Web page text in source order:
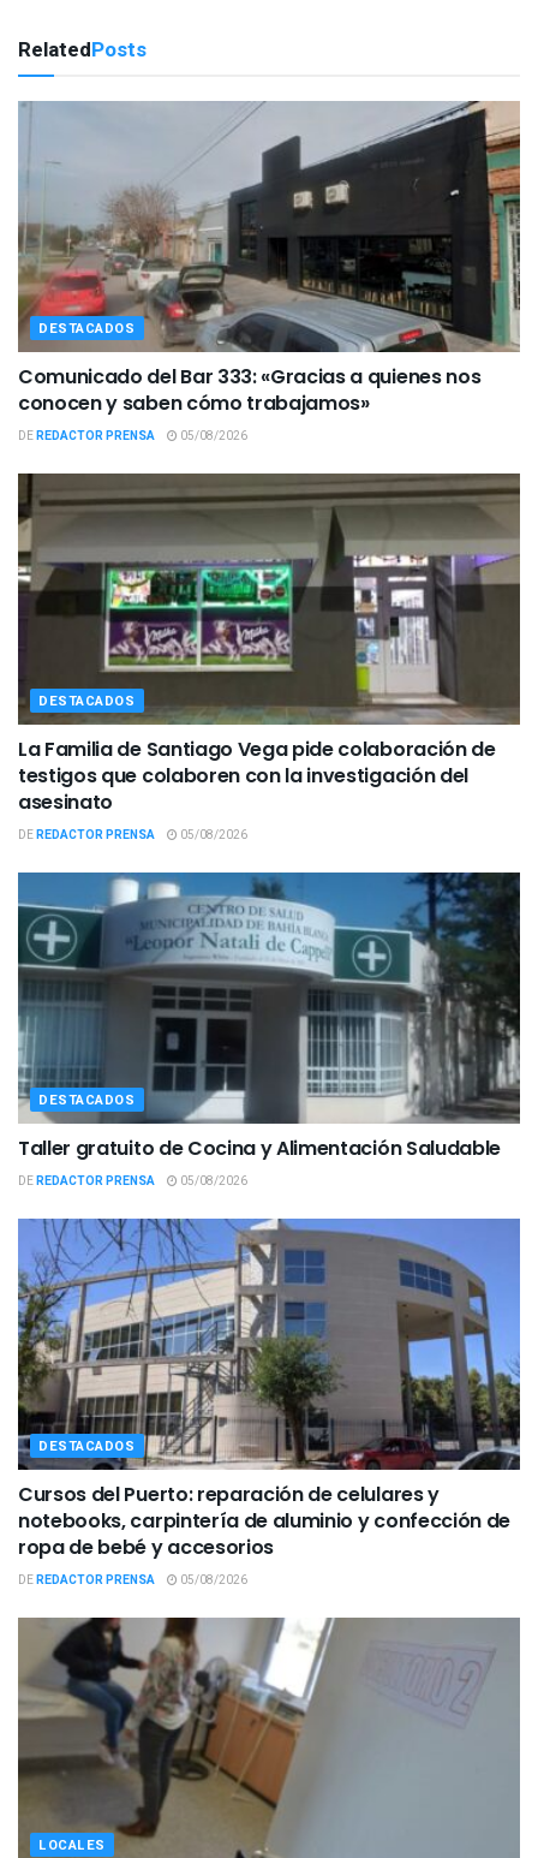
RelatedPosts
DESTACADOS
Comunicado del Bar 333: «Gracias a quienes nos
conocen y saben cómo trabajamos»
DEREDACTOR PRENSA 05/08/2026
DESTACADOS
La Familia de Santiago Vega pide colaboración de
testigos que colaboren con la investigación del
asesinato
DEREDACTOR PRENSA 05/08/2026
DESTACADOS
Taller gratuito de Cocina y Alimentación Saludable
DEREDACTOR PRENSA 05/08/2026
DESTACADOS
Cursos del Puerto: reparación de celulares y
notebooks, carpintería de aluminio y confección de
ropa de bebé y accesorios
DEREDACTOR PRENSA 05/08/2026
LOCALES